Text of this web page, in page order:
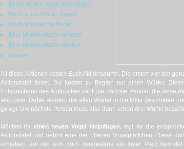
Einen neuen Vogel hinzufügen
Nach vorne/hinten fliegen
Nach links/rechts fliegen
Eine Manöverkarte nehmen
Eine Manöverkarte spielen
Passen
All diese Aktionen kosten Euch Aktionswürfel. Die ersten vier der
Aktionstafel findet. Sie kosten zu Beginn nur einen Würfel.
Entsprechend des Aufdruckes zahlt die nächste Person, die diese
also zwei. Dabei werden die alten Würfel in die Mitte geschoben
gelegt. Die nächste Person muss also dann schon drei Würfel
Möchtet Ihr einen neuen Vogel hinzufügen,legt Ihr die
Aktionstafel und nehmt eine der offenen Vogelplättchen. Diese
schieben, auf der sich noch mindestens ein freier Platz